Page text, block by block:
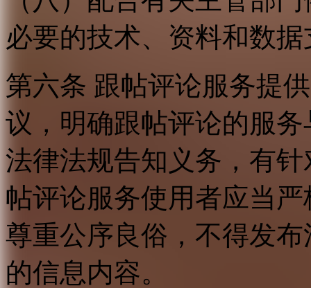
必要的技术、资料和数
第六条 跟帖评论服务提
议，明确跟帖评论的服
法律法规告知义务，有
帖评论服务使用者应当
尊重公序良俗，不得发
的信息内容。